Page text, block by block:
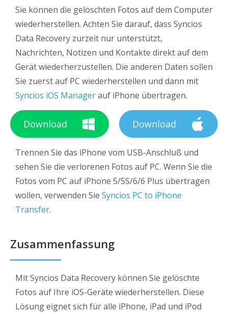
Sie können die gelöschten Fotos auf dem Computer
wiederherstellen. Achten Sie darauf, dass Syncios
Data Recovery zurzeit nur unterstützt,
Nachrichten, Notizen und Kontakte direkt auf dem
Gerät wiederherzustellen. Die anderen Daten sollen
Sie zuerst auf PC wiederherstellen und dann mit
Syncios iOS Managerauf iPhone übertragen.
Download Download
Trennen Sie das iPhone vom USB-Anschluß und
sehen Sie die verlorenen Fotos auf PC. Wenn Sie die
Fotos vom PC auf iPhone 5/5S/6/6 Plus übertragen
wollen, verwenden Sie Syncios PC to iPhone
Transfer.
Zusammenfassung
Mit Syncios Data Recovery können Sie gelöschte
Fotos auf Ihre iOS-Geräte wiederherstellen. Diese
Lösung eignet sich für alle iPhone, iPad und iPod